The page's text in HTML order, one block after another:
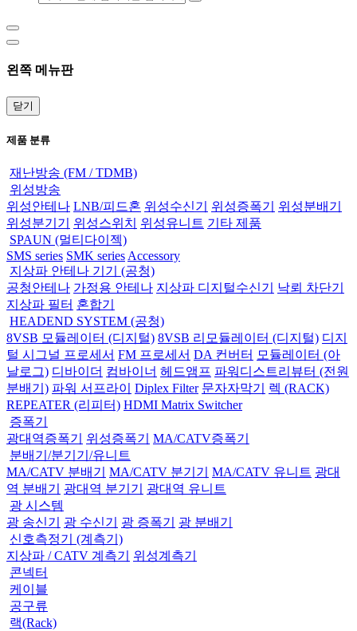
왼쪽 메뉴판
닫기
제품 분류
재난방송 (FM / TDMB)
위성방송
위성안테나 LNB/피드혼 위성수신기 위성증폭기
위성분배기
위성분기기
위성스위치 위성유니트 기타 제품
SPAUN (멀티다이젝)
SMS series SMK series Accessory
지상파 안테나 기기 (공청)
공청안테나 가정용 안테나 지상파 디지털수신기
낙뢰 차단기
지상파 필터 혼합기
HEADEND SYSTEM (공청)
8VSB 모듈레이터 (디지털) 8VSB 리모듈레이터 (디지털) 디지
털 시그널 프로세서 FM 프로세서 DA 컨버터 모듈레이터 (아
날로그) 디바이더 컴바이너 헤드앰프 파워디스트리뷰터 (전원
분배기) 파워 서프라이 Diplex Filter 문자자막기
렉 (RACK)
REPEATER (리피터) HDMI Matrix Switcher
증폭기
광대역증폭기
위성증폭기
MA/CATV증폭기
분배기/분기기/유니트
MA/CATV 분배기
MA/CATV 분기기 MA/CATV 유니트 광대
역 분배기
광대역 분기기
광대역 유니트
광 시스템
광 송신기
광 수신기 광 증폭기
광 분배기
신호측정기 (계측기)
지상파 / CATV 계측기
위성계측기
콘넥터
케이블
공구류
랙(Rack)